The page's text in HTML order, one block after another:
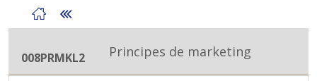
008PRMKL2 Principes de marketing